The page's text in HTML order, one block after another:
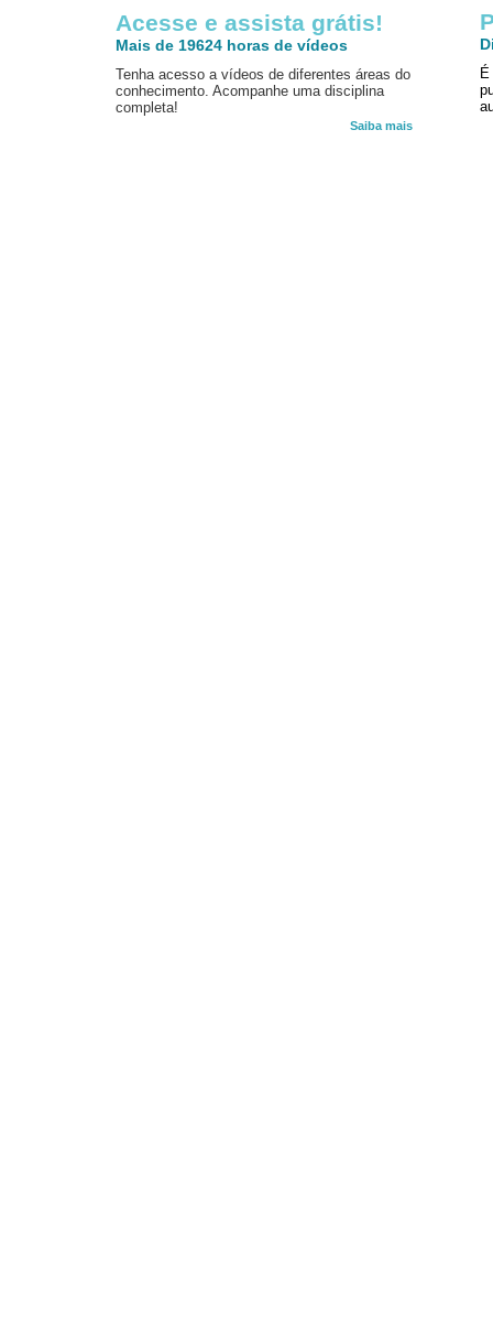
Acesse e assista grátis!
Mais de 19624 horas de vídeos
Tenha acesso a vídeos de diferentes áreas do
conhecimento. Acompanhe uma disciplina
completa!
Saiba mais